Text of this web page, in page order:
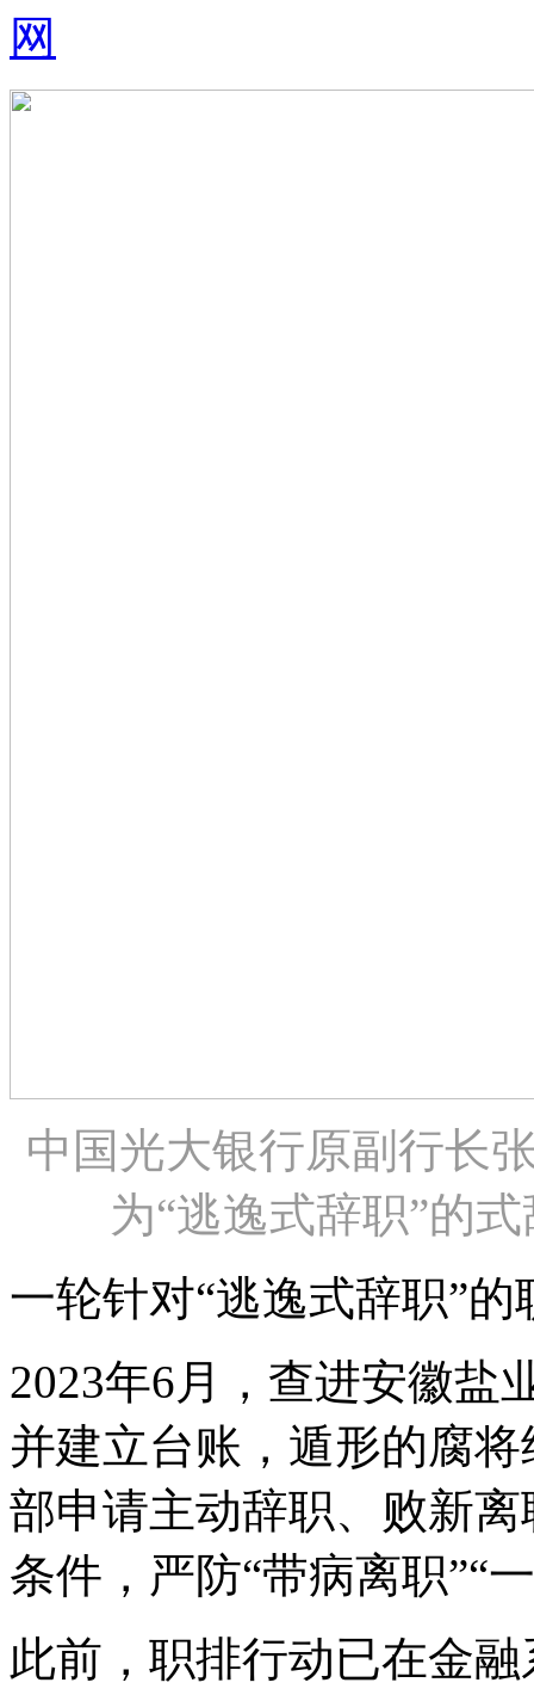
网
中国光大银行原副行长
为“逃逸式辞职”的
一轮针对“逃逸式辞职”的
2023年6月，查进安徽盐
并建立台账，遁形的腐
部申请主动辞职、败新
条件，严防“带病离职”“
此前，职排行动已在金